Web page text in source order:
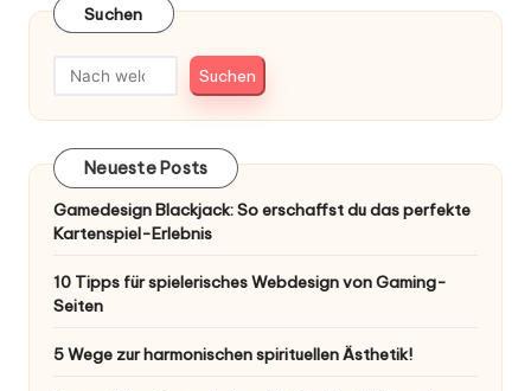
Suchen
Suchen
Neueste Posts
Gamedesign Blackjack: So erschaffst du das perfekte
Kartenspiel-Erlebnis
10 Tipps für spielerisches Webdesign von Gaming-
Seiten
5 Wege zur harmonischen spirituellen Ästhetik!